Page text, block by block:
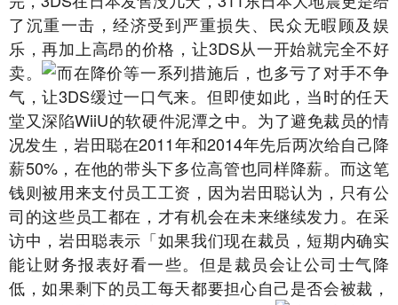
了沉重一击，经济受到严重损失、民众无暇顾及娱
乐，再加上高昂的价格，让3DS从一开始就完全不好
卖。
而在降价等一系列措施后，也多亏了对手不争
气，让3DS缓过一口气来。但即使如此，当时的任天
堂又深陷WiiU的软硬件泥潭之中。为了避免裁员的情
况发生，岩田聪在2011年和2014年先后两次给自己降
薪50%，在他的带头下多位高管也同样降薪。而这笔
钱则被用来支付员工工资，因为岩田聪认为，只有公
司的这些员工都在，才有机会在未来继续发力。在采
访中，岩田聪表示「如果我们现在裁员，短期内确实
能让财务报表好看一些。但是裁员会让公司士气降
低，如果剩下的员工每天都要担心自己是否会被裁，